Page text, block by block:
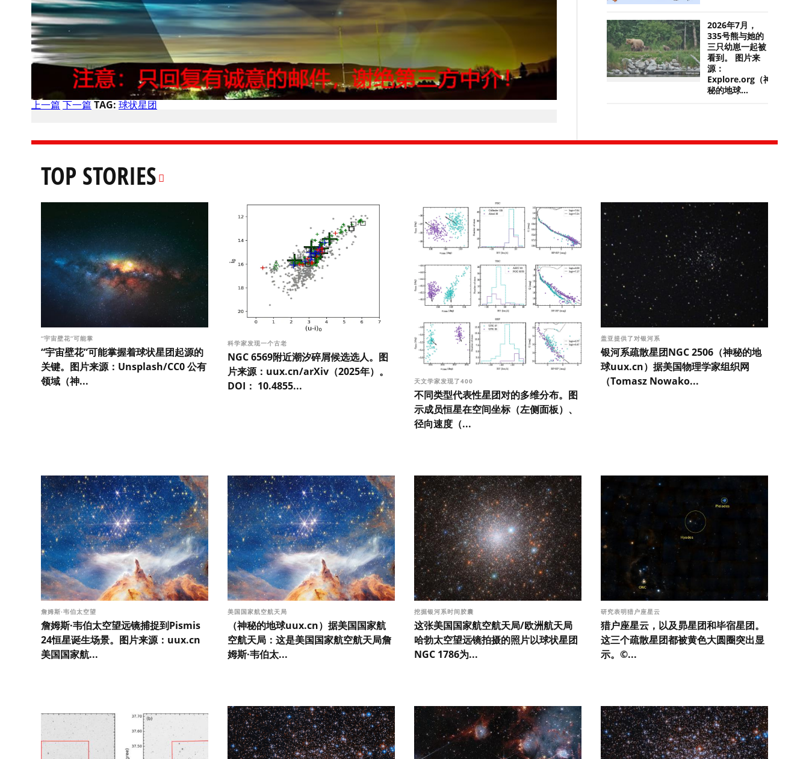
上一篇 下一篇 TAG: 球状星团
2026年7月，
335号熊与她的
三只幼崽一起被
看到。 图片来
源：
Explore.org（神
秘的地球...
TOP STORIES
“宇宙壁花”可能掌
“宇宙壁花”可能掌握着球状星团起源的
关键。图片来源：Unsplash/CC0 公有
领域（神...
科学家发现一个古老
NGC 6569附近潮汐碎屑候选选人。图
片来源：uux.cn/arXiv（2025年）。
DOI： 10.4855...
天文学家发现了400
不同类型代表性星团对的多维分布。图
示成员恒星在空间坐标（左侧面板）、
径向速度（...
盖亚提供了对银河系
银河系疏散星团NGC 2506（神秘的地
球uux.cn）据美国物理学家组织网
（Tomasz Nowako...
詹姆斯·韦伯太空望
詹姆斯·韦伯太空望远镜捕捉到Pismis
24恒星诞生场景。图片来源：uux.cn
美国国家航...
美国国家航空航天局
（神秘的地球uux.cn）据美国国家航
空航天局：这是美国国家航空航天局詹
姆斯·韦伯太...
挖掘银河系时间胶囊
这张美国国家航空航天局/欧洲航天局
哈勃太空望远镜拍摄的照片以球状星团
NGC 1786为...
研究表明猎户座星云
猎户座星云，以及昴星团和毕宿星团。
这三个疏散星团都被黄色大圆圈突出显
示。©...